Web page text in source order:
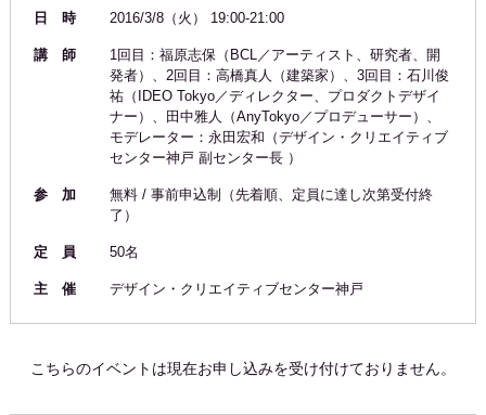
日 時 2016/3/8（火） 19:00-21:00
講 師
1回目：福原志保（BCL／アーティスト、研究者、開
発者）、2回目：高橋真人（建築家）、3回目：石川俊
祐（IDEO Tokyo／ディレクター、プロダクトデザイ
ナー）、田中雅人（AnyTokyo／プロデューサー）、
モデレーター：永田宏和（デザイン・クリエイティブ
センター神戸 副センター長 ）
参 加
無料 / 事前申込制（先着順、定員に達し次第受付終
了）
定 員 50名
主 催 デザイン・クリエイティブセンター神戸
こちらのイベントは現在お申し込みを受け付けておりません。